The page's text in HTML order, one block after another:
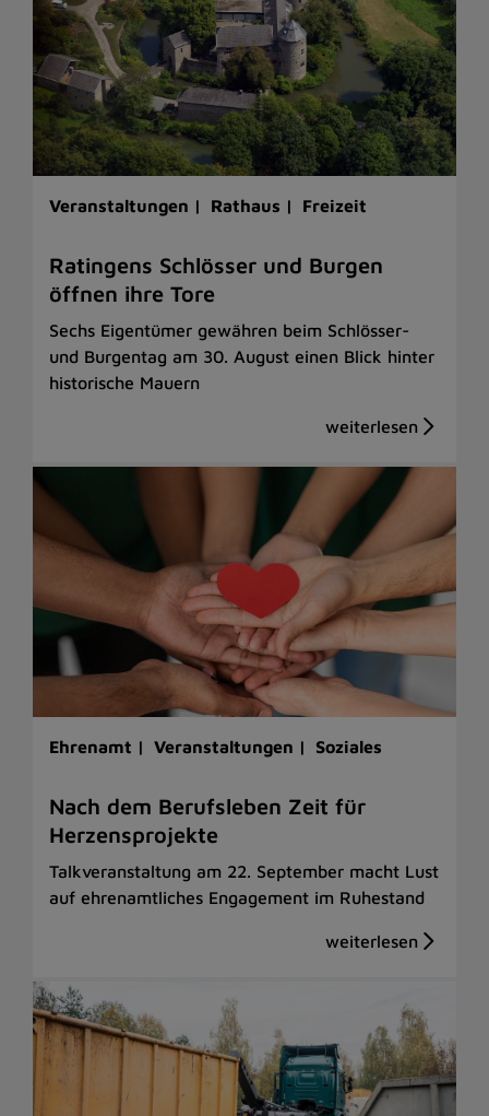
Veranstaltungen | Rathaus | Freizeit
Ratingens Schlösser und Burgen
öffnen ihre Tore
Sechs Eigentümer gewähren beim Schlösser-
und Burgentag am 30. August einen Blick hinter
historische Mauern
Ehrenamt | Veranstaltungen | Soziales
Nach dem Berufsleben Zeit für
Herzensprojekte
Talkveranstaltung am 22. September macht Lust
auf ehrenamtliches Engagement im Ruhestand